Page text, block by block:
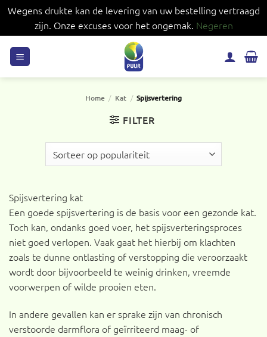
Wegens drukte kan de levering van uw bestelling vertraagd
zijn. Onze excuses voor het ongemak. Negeren
naar
Home / Kat / Spijsvertering
FILTER
Spijsvertering kat
Een goede spijsvertering is de basis voor een gezonde kat.
Toch kan, ondanks goed voer, het spijsverteringsproces
niet goed verlopen. Vaak gaat het hierbij om klachten
zoals te dunne ontlasting of verstopping die veroorzaakt
wordt door bijvoorbeeld te weinig drinken, vreemde
voorwerpen of wilde prooien eten.
In andere gevallen kan er sprake zijn van chronisch
verstoorde darmflora of geïrriteerd maag- of